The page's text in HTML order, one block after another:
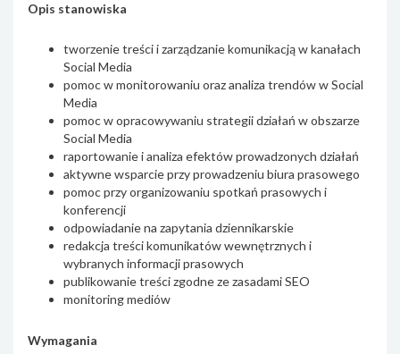
Opis stanowiska
tworzenie treści i zarządzanie komunikacją w kanałach
Social Media
pomoc w monitorowaniu oraz analiza trendów w Social
Media
pomoc w opracowywaniu strategii działań w obszarze
Social Media
raportowanie i analiza efektów prowadzonych działań
aktywne wsparcie przy prowadzeniu biura prasowego
pomoc przy organizowaniu spotkań prasowych i
konferencji
odpowiadanie na zapytania dziennikarskie
redakcja treści komunikatów wewnętrznych i
wybranych informacji prasowych
publikowanie treści zgodne ze zasadami SEO
monitoring mediów
Wymagania